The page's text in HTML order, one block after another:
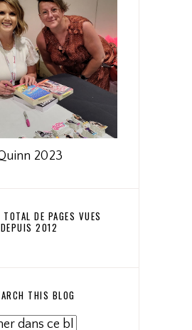
2023
TOTAL DE PAGES VUES
DEPUIS 2012
THIS BLOG